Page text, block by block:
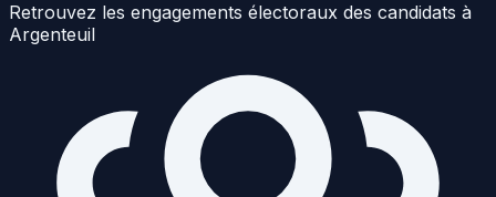
Retrouvez les engagements électoraux des candidats à
Argenteuil